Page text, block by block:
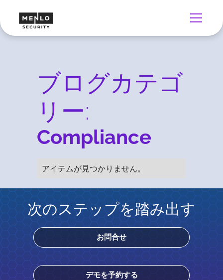
ブログカテゴ
リー:
Compliance
アイテムが見つかりません。
次のステップを踏み出す
お問合せ
デモを予約する